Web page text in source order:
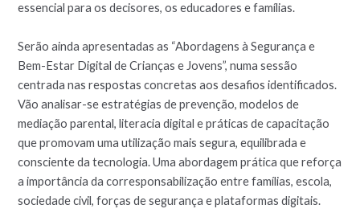
essencial para os decisores, os educadores e famílias.
Serão ainda apresentadas as “Abordagens à Segurança e
Bem-Estar Digital de Crianças e Jovens”, numa sessão
centrada nas respostas concretas aos desafios identificados.
Vão analisar-se estratégias de prevenção, modelos de
mediação parental, literacia digital e práticas de capacitação
que promovam uma utilização mais segura, equilibrada e
consciente da tecnologia. Uma abordagem prática que reforça
a importância da corresponsabilização entre famílias, escola,
sociedade civil, forças de segurança e plataformas digitais.